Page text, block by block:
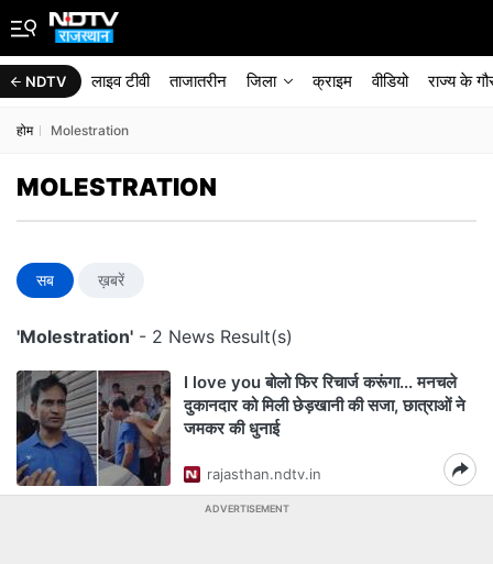
NDTV लाइव टीवी ताजातरीन जिला क्राइम वीडियो राज्‍य के
होम Molestration
MOLESTRATION
सब ख़बरें
'Molestration' - 2 News Result(s)
I love you बोलो फिर रिचार्ज करूंगा... मनचले
दुकानदार को मिली छेड़खानी की सजा, छात्राओं ने
जमकर की धुनाई
rajasthan.ndtv.in
ADVERTISEMENT